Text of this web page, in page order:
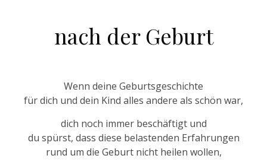
nach der Geburt
Wenn deine Geburtsgeschichte
für dich und dein Kind alles andere als schön war,
dich noch immer beschäftigt und
du spürst, dass diese belastenden Erfahrungen
rund um die Geburt nicht heilen wollen,